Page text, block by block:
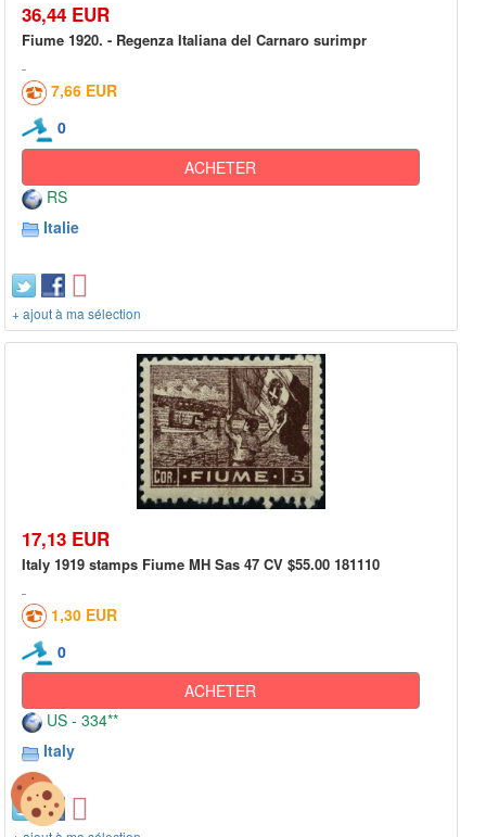
36,44 EUR
Fiume 1920. - Regenza Italiana del Carnaro surimpr
7,66 EUR
0
ACHETER
RS
Italie
+ ajout à ma sélection
17,13 EUR
Italy 1919 stamps Fiume MH Sas 47 CV $55.00 181110
1,30 EUR
0
ACHETER
US - 334**
Italy